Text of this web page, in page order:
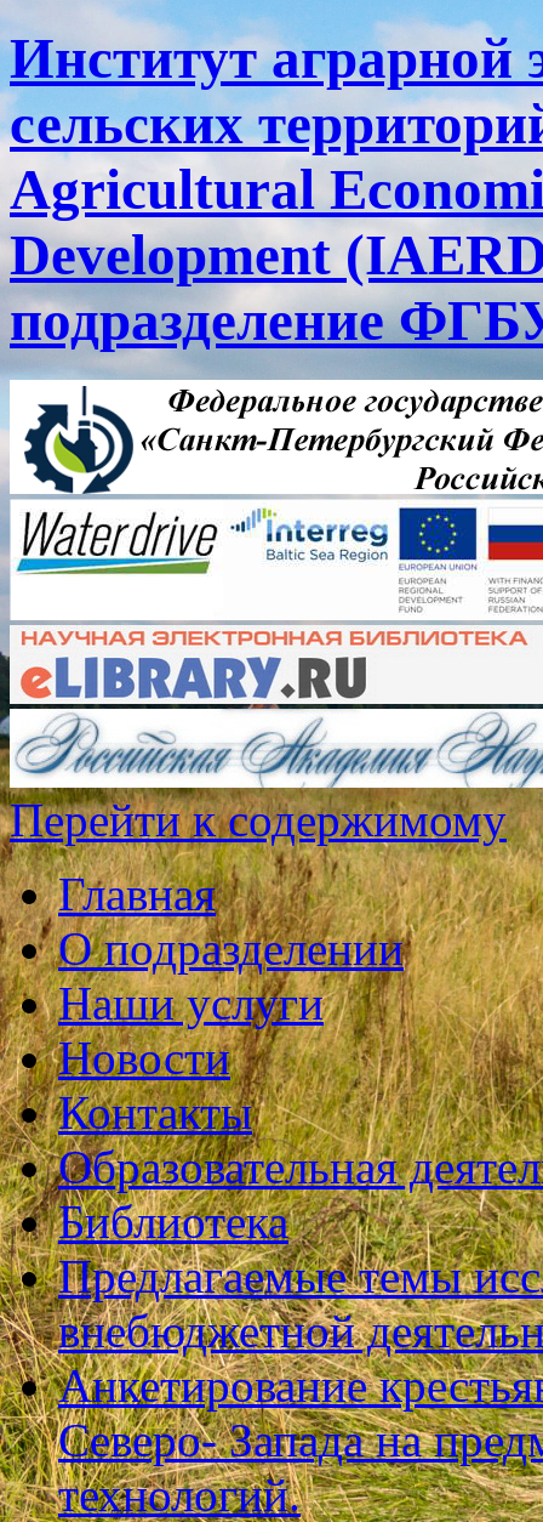
Институт аграрной
сельских
Agricultural
Development
подразделение
Перейти к содержимому
Главная
О подразделении
Наши услуги
Новости
Контакты
Образовательная
Библиотека
Предлагаемые темы
внебюджетной
Анкетирование
Северо- Запада на
технологий.